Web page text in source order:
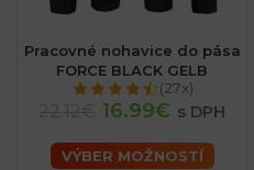
Pracovné nohavice do pása
FORCE BLACK GELB
(27x)
16.99€ s DPH
VÝBER MOŽNOSTÍ